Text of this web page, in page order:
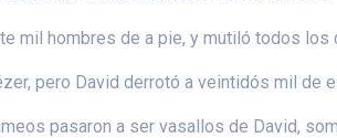
mil hombres de a pie, y mutiló todos
pero David derrotó a veintidós mil de
pasaron a ser vasallos de David,